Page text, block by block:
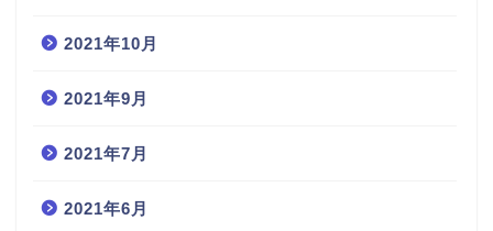
2021年10月
2021年9月
2021年7月
2021年6月